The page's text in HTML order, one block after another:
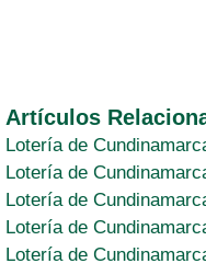
Artículos
Lotería de
Lotería de
Lotería de
Lotería de
Lotería de